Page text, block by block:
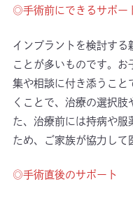
◎手術前にできるサポー
インプラントを検討する
ことが多いものです。お
集や相談に付き添うこと
くことで、治療の選択
た、治療前には持病や服
ため、ご家族が協力して
◎手術直後のサポート